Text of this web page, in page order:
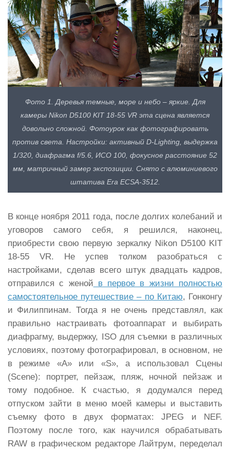
Фото 1. Деревья темные, море и небо – яркие. Для
камеры Nikon D5100 KIT 18-55 VR эта сцена является
довольно сложной. Фотоурок как фотографировать
против света. Настройки: активный D-Lighting, выдержка
1/320, диафрагма f/5.6, ИСО 100, фокусное расстояние 52
мм, матричный замер экспозиции. Снято с алюминиевого
штатива Era ECSA-3512.
В конце ноября 2011 года, после долгих колебаний и
уговоров самого себя, я решился, наконец,
приобрести свою первую зеркалку Nikon D5100 KIT
18-55 VR. Не успев толком разобраться с
настройками, сделав всего штук двадцать кадров,
отправился с женой в первое в жизни полностью
самостоятельное путешествие – по Китаю, Гонконгу
и Филиппинам. Тогда я не очень представлял, как
правильно настраивать фотоаппарат и выбирать
диафрагму, выдержку, ISO для съемки в различных
условиях, поэтому фотографировал, в основном, не
в режиме «А» или «S», а использовал Сцены
(Scene): портрет, пейзаж, пляж, ночной пейзаж и
тому подобное. К счастью, я додумался перед
отпуском зайти в меню моей камеры и выставить
съемку фото в двух форматах: JPEG и NEF.
Поэтому после того, как научился обрабатывать
RAW в графическом редакторе Лайтрум, переделал